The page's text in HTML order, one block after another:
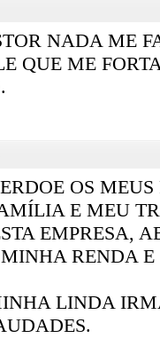
NADA ME
QUE ME
OS MEUS
E MEU
EMPRESA,
RENDA
LINDA